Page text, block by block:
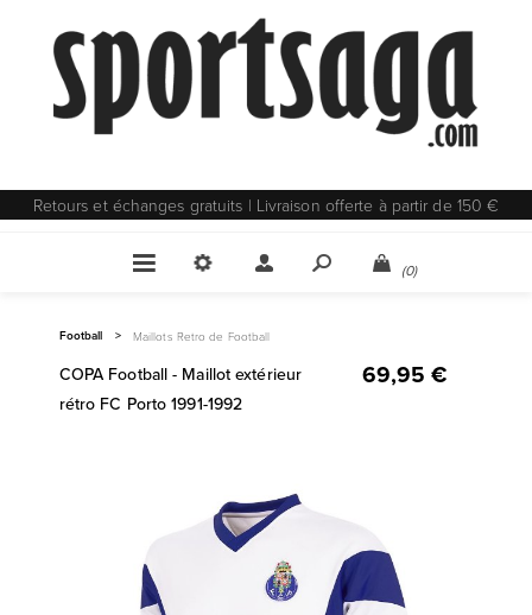
Retours et échanges gratuits | Livraison offerte à partir de 150 €
(0)
Football > Maillots Retro de Football
COPA Football - Maillot extérieur
rétro FC Porto 1991-1992
69,95 €